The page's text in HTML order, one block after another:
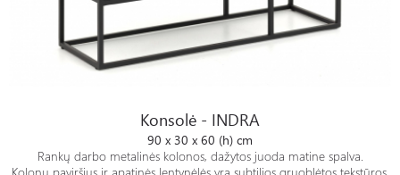
Konsolė - INDRA
90 x 30 x 60 (h) cm
Rankų darbo metalinės kolonos, dažytos juoda matine spalva.